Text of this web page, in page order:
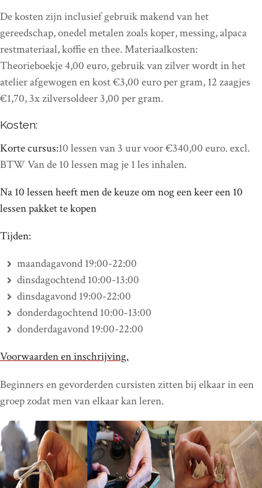
De kosten zijn inclusief gebruik makend van het
gereedschap, onedel metalen zoals koper, messing, alpaca
restmateriaal, koffie en thee. Materiaalkosten:
Theorieboekje 4,00 euro, gebruik van zilver wordt in het
atelier afgewogen en kost €3,00 euro per gram, 12 zaagjes
€1,70, 3x zilversoldeer 3,00 per gram.
Kosten:
Korte cursus:10 lessen van 3 uur voor €340,00 euro. excl.
BTW Van de 10 lessen mag je 1 les inhalen.
Na 10 lessen heeft men de keuze om nog een keer een 10
lessen pakket te kopen
Tijden:
maandagavond 19:00-22:00
dinsdagochtend 10:00-13:00
dinsdagavond 19:00-22:00
donderdagochtend 10:00-13:00
donderdagavond 19:00-22:00
Voorwaarden en inschrijving.
Beginners en gevorderden cursisten zitten bij elkaar in een
groep zodat men van elkaar kan leren.